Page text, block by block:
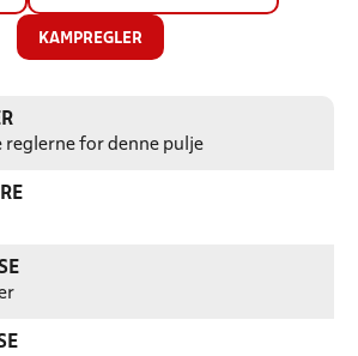
KAMPREGLER
reglerne for denne pulje